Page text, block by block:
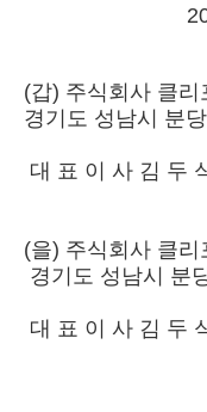
(갑) 주식회사 클리
경기도 성남시 분
대 표 이 사 김 두
(을) 주식회사 클리
경기도 성남시 분
대 표 이 사 김 두